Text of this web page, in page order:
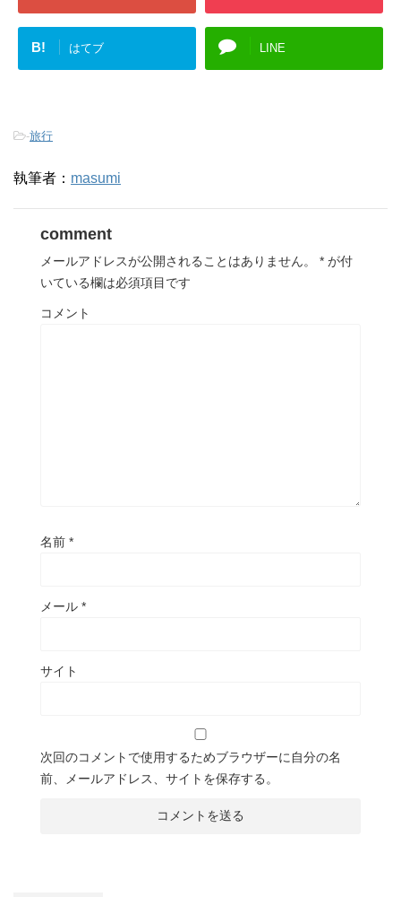
B! はてブ LINE
-旅行
執筆者： masumi
comment
メールアドレスが公開されることはありません。 * が付
いている欄は必須項目です
コメント
名前 *
メール *
サイト
次回のコメントで使用するためブラウザーに自分の名
前、メールアドレス、サイトを保存する。